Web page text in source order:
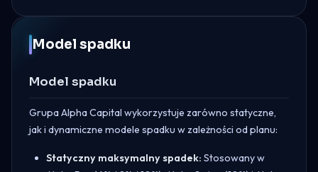
Model spadku
Model spadku
Grupa Alpha Capital wykorzystuje zarówno statyczne,
jak i dynamiczne modele spadku w zależności od planu:
Statyczny maksymalny spadek: Stosowany w